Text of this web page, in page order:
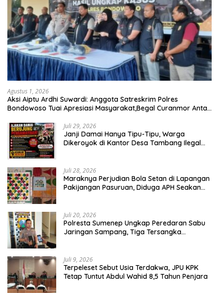
Agustus 1, 2026
Aksi Aiptu Ardhi Suwardi: Anggota Satreskrim Polres
Bondowoso Tuai Apresiasi Masyarakat,Begal Curanmor Antar
Juli 29, 2026
Janji Damai Hanya Tipu-Tipu, Warga
Dikeroyok di Kantor Desa Tambang Ilegal
Juli 28, 2026
Maraknya Perjudian Bola Setan di Lapangan
Pakijangan Pasuruan, Diduga APH Seakan
Juli 20, 2026
Polresta Sumenep Ungkap Peredaran Sabu
Jaringan Sampang, Tiga Tersangka
Juli 9, 2026
Terpeleset Sebut Usia Terdakwa, JPU KPK
Tetap Tuntut Abdul Wahid 8,5 Tahun Penjara